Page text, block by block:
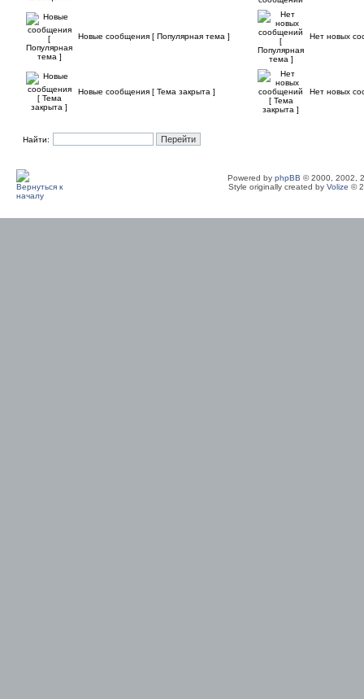
Новые сообщения [ Популярная тема ] Нет новых
Новые сообщения [ Тема закрыта ] Нет новых
Найти:
Powered by phpBB © 2000, 2002,
Style originally created by Volize ©